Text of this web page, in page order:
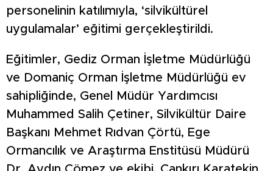
personelinin katılımıyla, ‘silvikültürel
uygulamalar’ eğitimi gerçekleştirildi.
Eğitimler, Gediz Orman İşletme Müdürlüğü
ve Domaniç Orman İşletme Müdürlüğü ev
sahipliğinde, Genel Müdür Yardımcısı
Muhammed Salih Çetiner, Silvikültür Daire
Başkanı Mehmet Rıdvan Çörtü, Ege
Ormancılık ve Araştırma Enstitüsü Müdürü